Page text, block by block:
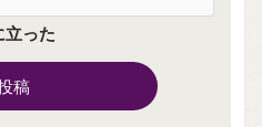
立った
稿